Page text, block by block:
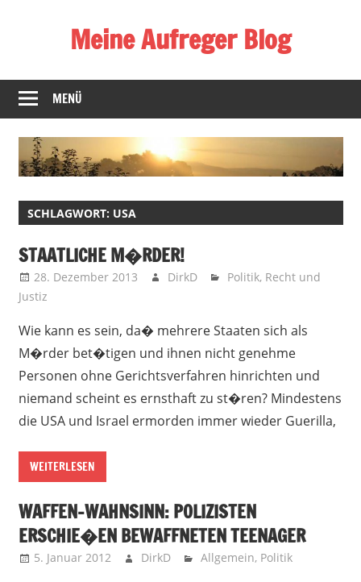
Meine Aufreger Blog
mich
positiv
negativ
aufregt
mir
MENÜ
SCHLAGWORT: USA
STAATLICHE M�RDER!
28. Dezember 2013 DirkD Politik, Recht und
Justiz
Wie kann es sein, da� mehrere Staaten sich als
M�rder bet�tigen und ihnen nicht genehme
Personen ohne Gerichtsverfahren hinrichten und
niemand scheint es ernsthaft zu st�ren? Mindestens
die USA und Israel ermorden immer wieder Guerilla,
WEITERLESEN
WAFFEN-WAHNSINN: POLIZISTEN
ERSCHIE�EN BEWAFFNETEN TEENAGER
5. Januar 2012 DirkD Allgemein, Politik